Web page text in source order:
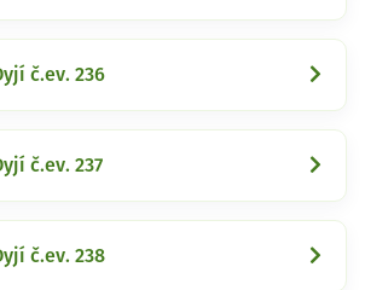
č.ev. 236
č.ev. 237
č.ev. 238